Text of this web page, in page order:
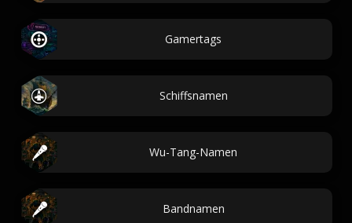
Gamertags
Schiffsnamen
Wu-Tang-Namen
Bandnamen